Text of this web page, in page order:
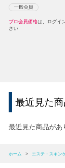
一般会員
プロ会員価格は、ログイ
さい
最近見た
最近見た商品があ
ホーム > エステ・スキン